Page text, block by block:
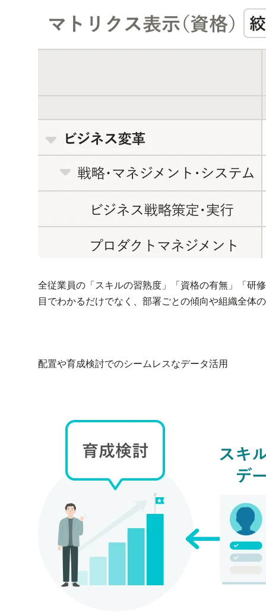
全従業員の「スキルの習熟度」「資格の有無」「研
目でわかるだけでなく、部署ごとの傾向や組織全体
配置や育成検討でのシームレスなデータ活用